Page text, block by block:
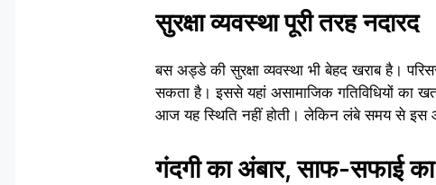
सुरक्षा व्यवस्था पूरी तरह नदारद
बस अड्डे की सुरक्षा व्यवस्था भी बेहद खराब है।
सकता है। इससे यहां असामाजिक गतिविधियों का
आज यह स्थिति नहीं होती। लेकिन लंबे समय से इस
गंदगी का अंबार, साफ-सफाई